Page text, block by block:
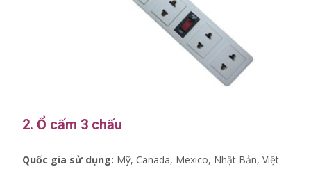
2. Ổ cấm 3 chấu
Quốc gia sử dụng: Mỹ, Canada, Mexico, Nhật Bản, Việt